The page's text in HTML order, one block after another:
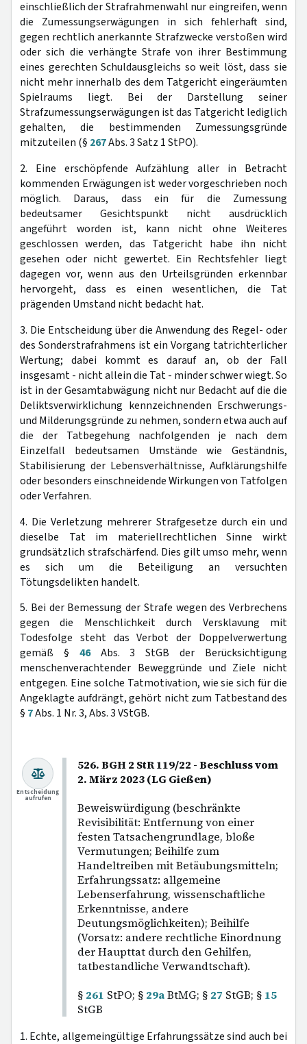
einschließlich der Strafrahmenwahl nur eingreifen, wenn
die Zumessungserwägungen in sich fehlerhaft sind,
gegen rechtlich anerkannte Strafzwecke verstoßen wird
oder sich die verhängte Strafe von ihrer Bestimmung
eines gerechten Schuldausgleichs so weit löst, dass sie
nicht mehr innerhalb des dem Tatgericht eingeräumten
Spielraums liegt. Bei der Darstellung seiner
Strafzumessungserwägungen ist das Tatgericht lediglich
gehalten, die bestimmenden Zumessungsgründe
mitzuteilen (§ 267Abs. 3 Satz 1 StPO).
2. Eine erschöpfende Aufzählung aller in Betracht
kommenden Erwägungen ist weder vorgeschrieben noch
möglich. Daraus, dass ein für die Zumessung
bedeutsamer Gesichtspunkt nicht ausdrücklich
angeführt worden ist, kann nicht ohne Weiteres
geschlossen werden, das Tatgericht habe ihn nicht
gesehen oder nicht gewertet. Ein Rechtsfehler liegt
dagegen vor, wenn aus den Urteilsgründen erkennbar
hervorgeht, dass es einen wesentlichen, die Tat
prägenden Umstand nicht bedacht hat.
3. Die Entscheidung über die Anwendung des Regel- oder
des Sonderstrafrahmens ist ein Vorgang tatrichterlicher
Wertung; dabei kommt es darauf an, ob der Fall
insgesamt - nicht allein die Tat - minder schwer wiegt. So
ist in der Gesamtabwägung nicht nur Bedacht auf die die
Deliktsverwirklichung kennzeichnenden Erschwerungs-
und Milderungsgründe zu nehmen, sondern etwa auch auf
die der Tatbegehung nachfolgenden je nach dem
Einzelfall bedeutsamen Umstände wie Geständnis,
Stabilisierung der Lebensverhältnisse, Aufklärungshilfe
oder besonders einschneidende Wirkungen von Tatfolgen
oder Verfahren.
4. Die Verletzung mehrerer Strafgesetze durch ein und
dieselbe Tat im materiellrechtlichen Sinne wirkt
grundsätzlich strafschärfend. Dies gilt umso mehr, wenn
es sich um die Beteiligung an versuchten
Tötungsdelikten handelt.
5. Bei der Bemessung der Strafe wegen des Verbrechens
gegen die Menschlichkeit durch Versklavung mit
Todesfolge steht das Verbot der Doppelverwertung
gemäß § 46Abs. 3 StGB der Berücksichtigung
menschenverachtender Beweggründe und Ziele nicht
entgegen. Eine solche Tatmotivation, wie sie sich für die
Angeklagte aufdrängt, gehört nicht zum Tatbestand des
§ 7Abs. 1 Nr. 3, Abs. 3 VStGB.
526. BGH 2 StR 119/22 - Beschluss vom
2. März 2023 (LG Gießen)
Beweiswürdigung (beschränkte
Revisibilität: Entfernung von einer
festen Tatsachengrundlage, bloße
Vermutungen; Beihilfe zum
Handeltreiben mit Betäubungsmitteln;
Erfahrungssatz: allgemeine
Lebenserfahrung, wissenschaftliche
Erkenntnisse, andere
Deutungsmöglichkeiten); Beihilfe
(Vorsatz: andere rechtliche Einordnung
der Haupttat durch den Gehilfen,
tatbestandliche Verwandtschaft).
§ 261 StPO; § 29aBtMG; § 27 StGB; § 15
StGB
Entscheidung
aufrufen
1. Echte, allgemeingültige Erfahrungssätze sind auch bei